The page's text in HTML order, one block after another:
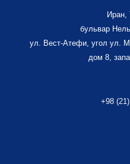
Иран,
бульвар
ул. Вест-Атефи, угол ул.
дом 8,
+98